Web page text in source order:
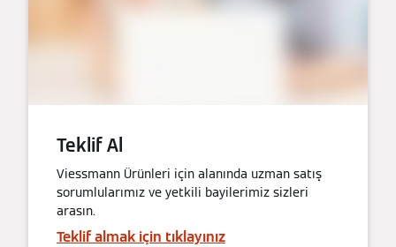
Teklif Al
Viessmann Ürünleri için alanında uzman satış
sorumlularımız ve yetkili bayilerimiz sizleri
arasın.
Teklif almak için tıklayınız